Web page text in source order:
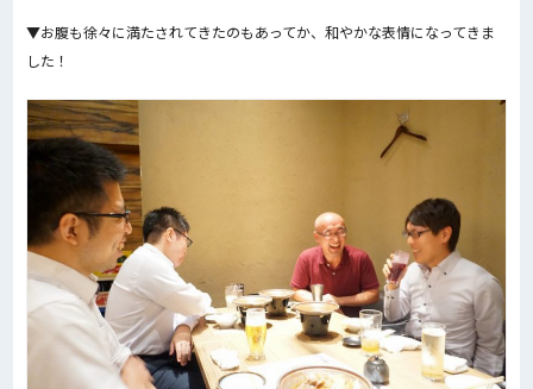
▼お腹も徐々に満たされてきたのもあってか、和やかな表情になってきま
した！